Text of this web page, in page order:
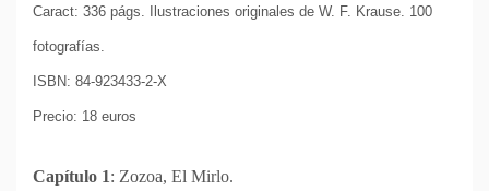
Caract: 336 págs. Ilustraciones originales de W. F. Krause. 100
fotografías.
ISBN: 84-923433-2-X
Precio: 18 euros
Capítulo 1: Zozoa, El Mirlo.